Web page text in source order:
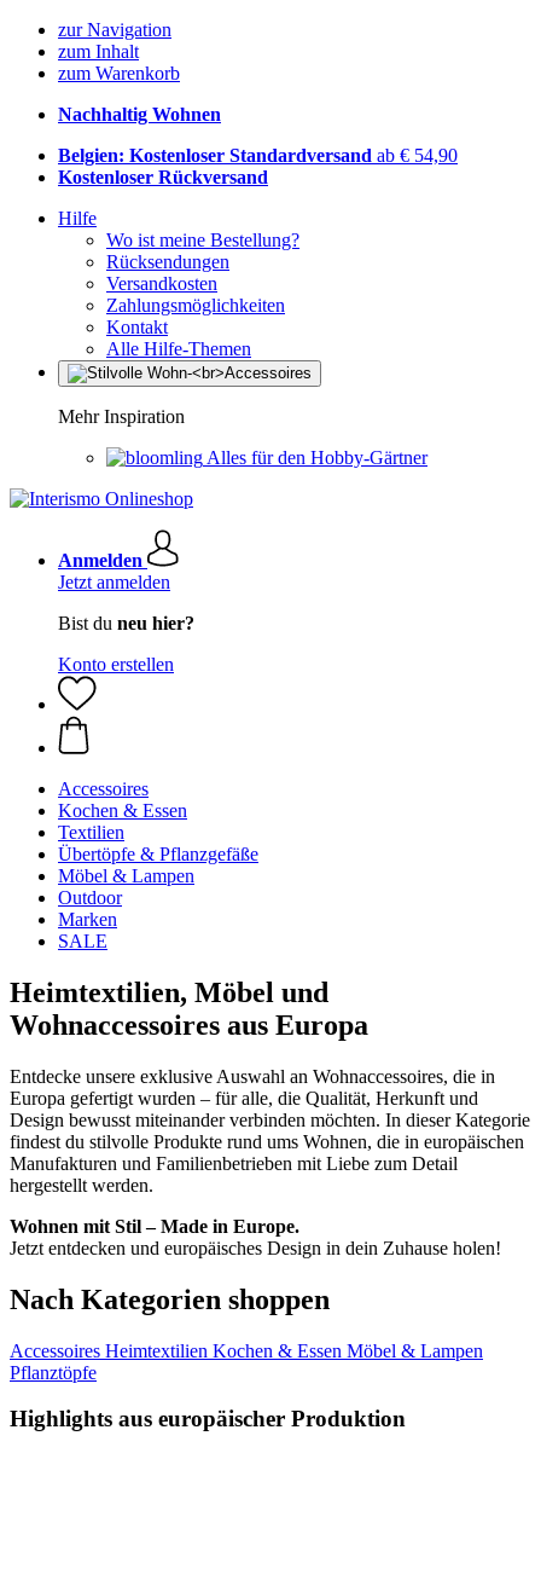
zur Navigation
zum Inhalt
zum Warenkorb
Nachhaltig Wohnen
Belgien: Kostenloser Standardversand ab € 54,90
Kostenloser Rückversand
Hilfe
Wo ist meine Bestellung?
Rücksendungen
Versandkosten
Zahlungsmöglichkeiten
Kontakt
Alle Hilfe-Themen
Mehr Inspiration
Alles für den Hobby-Gärtner
Anmelden
Jetzt anmelden
Bist du neu hier?
Konto erstellen
Accessoires
Kochen & Essen
Textilien
Übertöpfe & Pflanzgefäße
Möbel & Lampen
Outdoor
Marken
SALE
Heimtextilien, Möbel und
Wohnaccessoires aus Europa
Entdecke unsere exklusive Auswahl an Wohnaccessoires, die in
Europa gefertigt wurden – für alle, die Qualität, Herkunft und
Design bewusst miteinander verbinden möchten. In dieser Kategorie
findest du stilvolle Produkte rund ums Wohnen, die in europäischen
Manufakturen und Familienbetrieben mit Liebe zum Detail
hergestellt werden.
Wohnen mit Stil – Made in Europe.
Jetzt entdecken und europäisches Design in dein Zuhause holen!
Nach Kategorien shoppen
Accessoires Heimtextilien Kochen & Essen Möbel & Lampen
Pflanztöpfe
Highlights aus europäischer Produktion